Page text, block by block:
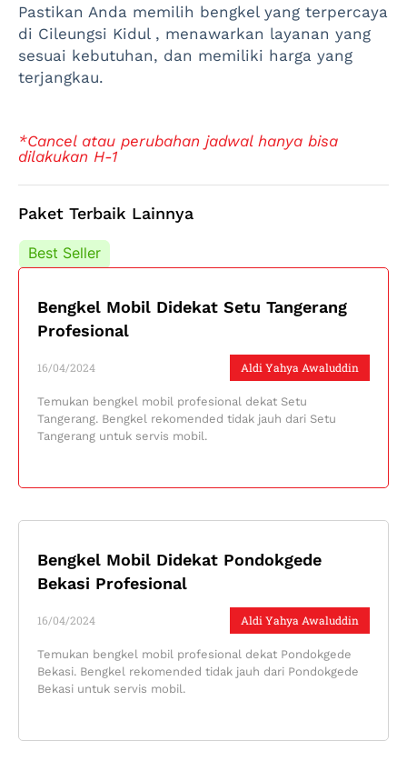
Pastikan Anda memilih bengkel yang terpercaya
di Cileungsi Kidul , menawarkan layanan yang
sesuai kebutuhan, dan memiliki harga yang
terjangkau.
*Cancel atau perubahan jadwal hanya bisa
dilakukan H-1
Paket Terbaik Lainnya
Best Seller
Bengkel Mobil Didekat Setu Tangerang
Profesional
Aldi Yahya Awaluddin
16/04/2024
Temukan bengkel mobil profesional dekat Setu
Tangerang. Bengkel rekomended tidak jauh dari Setu
Tangerang untuk servis mobil.
Best Seller
Bengkel Mobil Didekat Pondokgede
Bekasi Profesional
Aldi Yahya Awaluddin
16/04/2024
Temukan bengkel mobil profesional dekat Pondokgede
Bekasi. Bengkel rekomended tidak jauh dari Pondokgede
Bekasi untuk servis mobil.